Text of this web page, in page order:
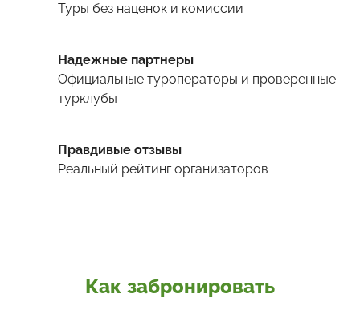
Туры без наценок и комиссии
Надежные партнеры
Официальные туроператоры и проверенные
турклубы
Правдивые отзывы
Реальный рейтинг организаторов
Как забронировать